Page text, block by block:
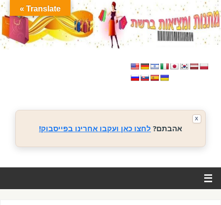
אהבתם? לחצו כאן ועקבו אחרינו בפייסבוק!
X
Translate »